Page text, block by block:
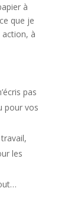
à
que je
action, à
pas
pour vos
les